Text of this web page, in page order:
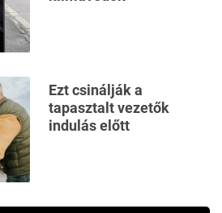
Ezt csinálják a
tapasztalt vezetők
indulás előtt